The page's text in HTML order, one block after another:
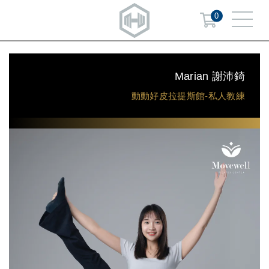
0
Marian 謝沛錡
動動好皮拉提斯館-私人教練